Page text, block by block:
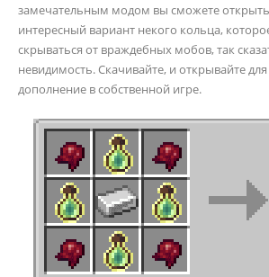
замечательным модом вы сможете открыть
интересный вариант некого кольца,
скрываться от враждебных мобов, так
невидимость. Скачивайте, и открывайте
дополнение в собственной игре.